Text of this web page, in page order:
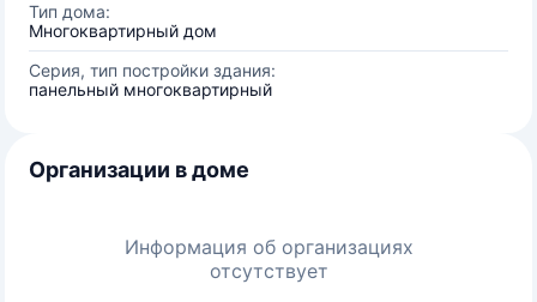
Тип дома:
Многоквартирный дом
Серия, тип постройки здания:
панельный многоквартирный
Организации в доме
Информация об организациях
отсутствует